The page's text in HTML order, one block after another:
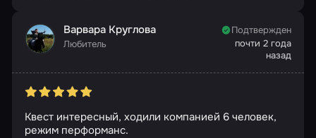
Варвара Круглова
Любитель
Подтвержден
почти 2 года
назад
Квест интересный, ходили компанией 6 человек,
режим перформанс.